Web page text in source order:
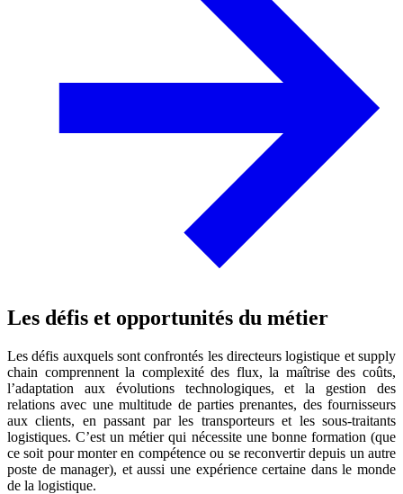
Les défis et opportunités du métier
Les défis auxquels sont confrontés les directeurs logistique et supply
chain comprennent la complexité des flux, la maîtrise des coûts,
l’adaptation aux évolutions technologiques, et la gestion des
relations avec une multitude de parties prenantes, des fournisseurs
aux clients, en passant par les transporteurs et les sous-traitants
logistiques. C’est un métier qui nécessite une bonne formation (que
ce soit pour monter en compétence ou se reconvertir depuis un autre
poste de manager), et aussi une expérience certaine dans le monde
de la logistique.